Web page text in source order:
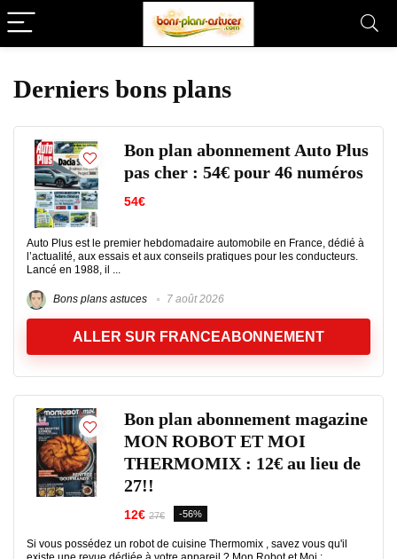
Derniers bons plans
Bon plan abonnement Auto Plus
pas cher : 54€ pour 46 numéros
54€
Auto Plus est le premier hebdomadaire automobile en France, dédié à
l’actualité, aux essais et aux conseils pratiques pour les conducteurs.
Lancé en 1988, il ...
Bons plans astuces 7 août 2026
ALLER SUR FRANCEABONNEMENT
Bon plan abonnement magazine
MON ROBOT ET MOI
THERMOMIX : 12€ au lieu de
27!!
12€ 27€ -56%
Si vous possédez un robot de cuisine Thermomix , savez vous qu'il